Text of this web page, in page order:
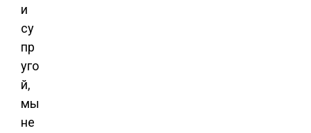
и
су
пр
уго
й,
мы
не